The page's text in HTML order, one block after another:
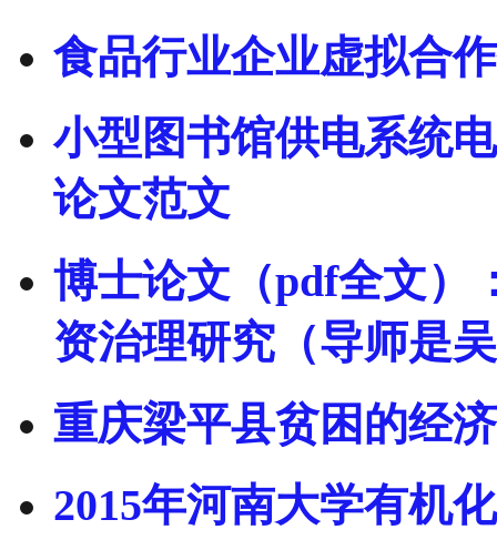
食品行业企业虚拟合
小型图书馆供电系统
论文范文
博士论文（pdf全文）
资治理研究（导师是
重庆梁平县贫困的经
2015年河南大学有机